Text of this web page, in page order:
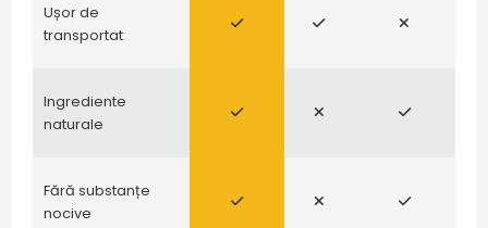
Ușor de
transportat
Ingrediente
naturale
Fără substanțe
nocive